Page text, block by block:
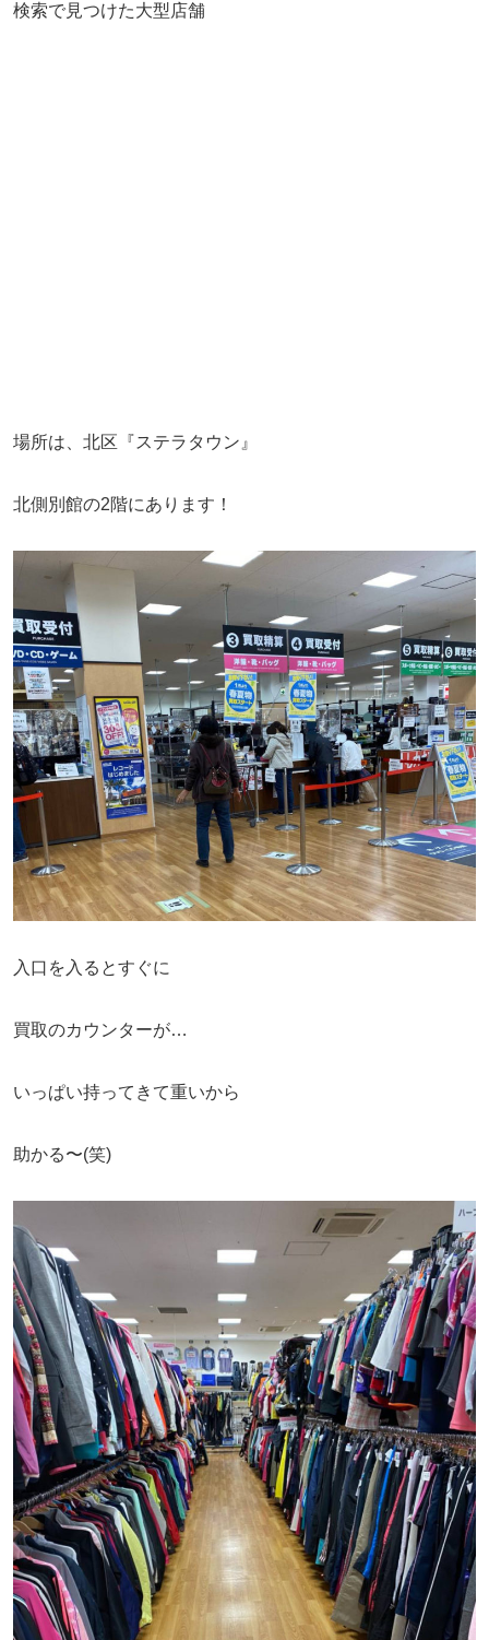
検索で見つけた大型店舗
場所は、北区『ステラタウン』
北側別館の2階にあります！
入口を入るとすぐに
買取のカウンターが…
いっぱい持ってきて重いから
助かる〜(笑)